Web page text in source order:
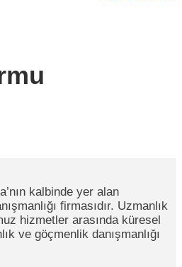
kalbinde yer alan
firmasıdır. Uzmanlık
hizmetler arasında küresel
ve göçmenlik danışmanlığı